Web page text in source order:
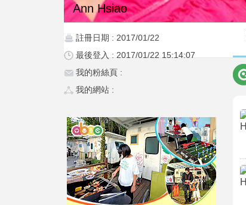
Ann Hsiao
註冊日期 : 2017/01/22
最後登入 : 2017/01/22 15:14:07
我的粉絲頁 :
我的網站 :